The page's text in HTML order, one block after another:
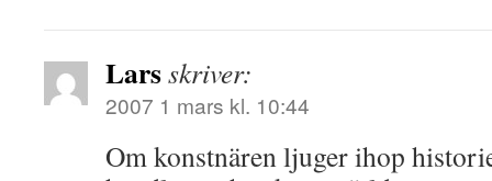
Larsskriver:
2007 1 mars kl. 10:44
Om konstnären ljuger ihop